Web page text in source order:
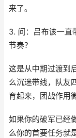
来了。
3. 问：吕布该一直
节奏？
这是从中期过渡到
么沉迷带线，队友
育起来，团战作用
如果你的破军已经
么你的首要任务就